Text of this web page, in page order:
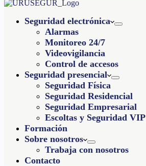
Seguridad electrónica
Alarmas
Monitoreo 24/7
Videovigilancia
Control de accesos
Seguridad presencial
Seguridad Física
Seguridad Residencial
Seguridad Empresarial
Escoltas y Seguridad VIP
Formación
Sobre nosotros
Trabaja con nosotros
Contacto